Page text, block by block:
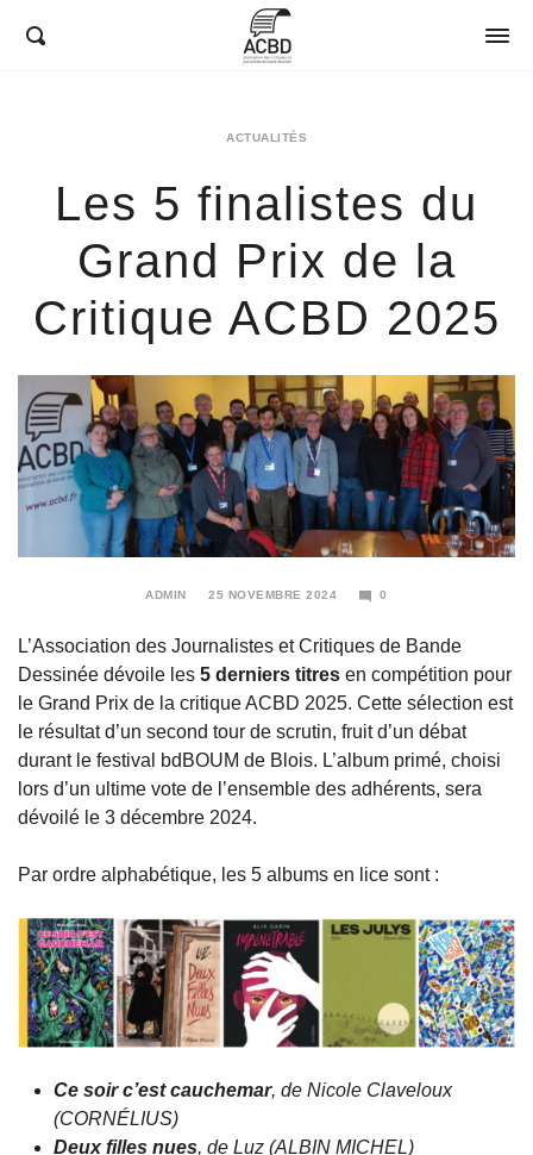
ACTUALITÉS
Les 5 finalistes du
Grand Prix de la
Critique ACBD 2025
ADMIN
25 NOVEMBRE 2024
2024
0
L’Association des Journalistes et Critiques de Bande
Dessinée dévoile les 5 derniers titres en compétition pour
le Grand Prix de la critique ACBD 2025. Cette sélection est
le résultat d’un second tour de scrutin, fruit d’un débat
durant le festival bdBOUM de Blois. L’album primé, choisi
lors d’un ultime vote de l’ensemble des adhérents, sera
dévoilé le 3 décembre 2024.
Par ordre alphabétique, les 5 albums en lice sont :
Ce soir c’est cauchemar, de Nicole Claveloux
(CORNÉLIUS)
Deux filles nues, de Luz (ALBIN MICHEL)